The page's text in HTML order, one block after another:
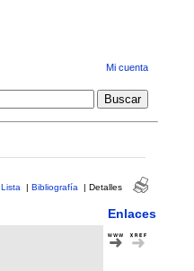
Mi cuenta
Lista | Bibliografía | Detalles
Enlaces